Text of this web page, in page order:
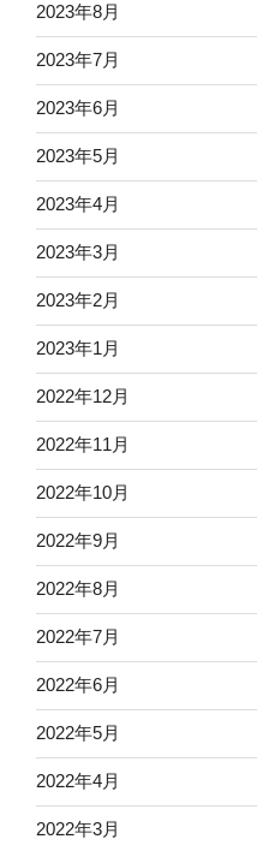
2023年8月
2023年7月
2023年6月
2023年5月
2023年4月
2023年3月
2023年2月
2023年1月
2022年12月
2022年11月
2022年10月
2022年9月
2022年8月
2022年7月
2022年6月
2022年5月
2022年4月
2022年3月